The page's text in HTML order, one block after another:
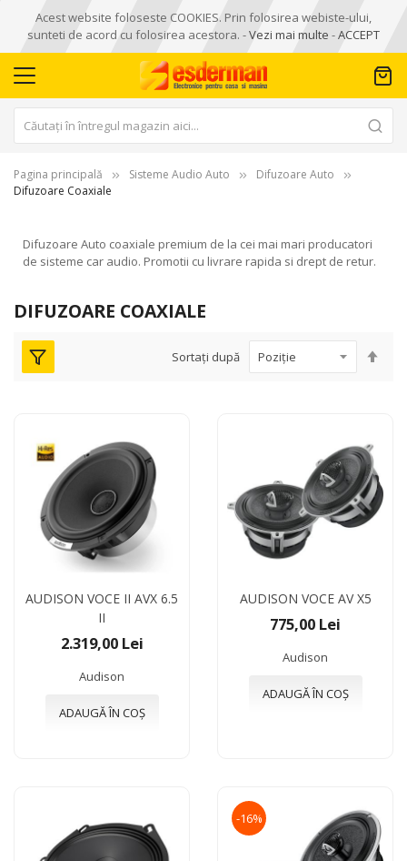
Acest website foloseste COOKIES. Prin folosirea webiste-ului,
sunteti de acord cu folosirea acestora. -Vezi mai multe -ACCEPT
Pagina principală Sisteme Audio Auto
Difuzoare Auto
Difuzoare Coaxiale
Difuzoare Auto coaxiale premium de la cei mai mari producatori
de sisteme car audio. Promotii cu livrare rapida si drept de retur.
DIFUZOARE COAXIALE
Sortați după
AUDISON VOCE II AVX 6.5
II
2.319,00 Lei
Audison
ADAUGĂ ÎN COȘ
AUDISON VOCE AV X5
775,00 Lei
Audison
ADAUGĂ ÎN COȘ
-16%